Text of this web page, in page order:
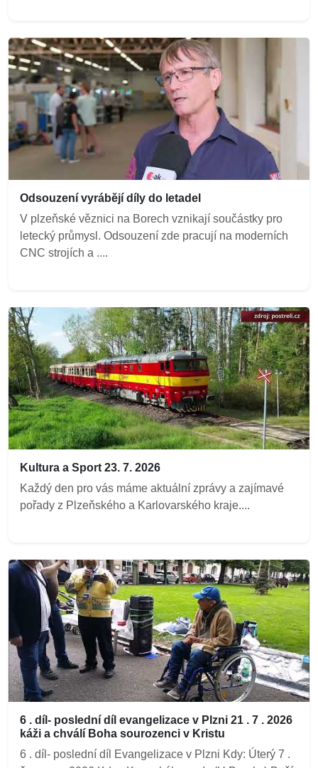
Odsouzení vyrábějí díly do letadel
V plzeňské věznici na Borech vznikají součástky pro
letecký průmysl. Odsouzení zde pracují na moderních
CNC strojích a ....
Kultura a Sport 23. 7. 2026
Každý den pro vás máme aktuální zprávy a zajímavé
pořady z Plzeňského a Karlovarského kraje....
6 . díl- poslední díl evangelizace v Plzni 21 . 7 . 2026
káži a chválí Boha sourozenci v Kristu
6 . díl- poslední díl Evangelizace v Plzni Kdy: Úterý 7 .